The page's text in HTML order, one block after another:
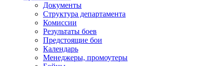
Документы
Структура департамента
Комиссии
Результаты боев
Предстоящие бои
Календарь
Менеджеры, промоутеры